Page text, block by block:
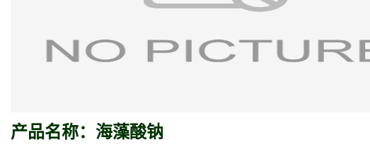
产品名称： 海藻酸钠